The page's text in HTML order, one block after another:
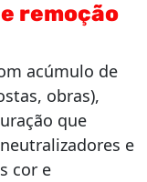
remoção
acúmulo de
obras),
que
e
cor e